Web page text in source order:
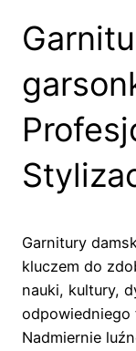
Garnitury
kluczem do
nauki, kultury,
odpowiedniego
Nadmiernie